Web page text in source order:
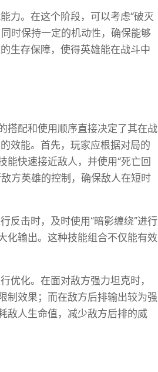
力。在这个阶段，可以考虑“破灭
时保持一定的机动性，确保能够
生存保障，使得英雄能在战斗中
搭配和使用顺序直接决定了其在战
效能。首先，玩家应根据对局的
能快速接近敌人，并使用“死亡回
方英雄的控制，确保敌人在短时
反击时，及时使用“暗影缠绕”进行
化输出。这种技能组合不仅能有效
优化。在面对敌方强力坦克时，
制效果；而在敌方后排输出较为强
敌人生命值，减少敌方后排的威